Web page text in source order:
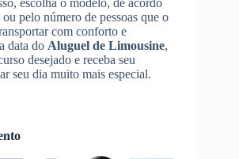
pelo número de pessoas que o
com conforto e
data do Aluguel de Limousine,
desejado e receba seu
seu dia muito mais especial.